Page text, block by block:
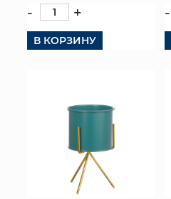
- +
В КОРЗИНУ
-